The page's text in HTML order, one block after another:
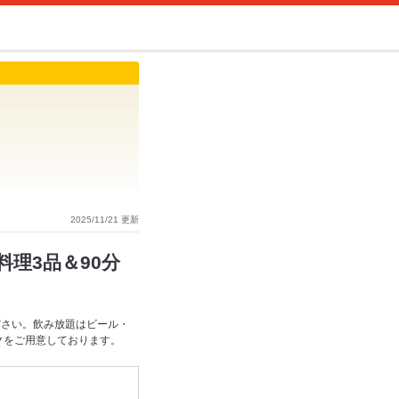
2025/11/21 更新
理3品＆90分
い。飲み放題はビール・
ご用意しております。